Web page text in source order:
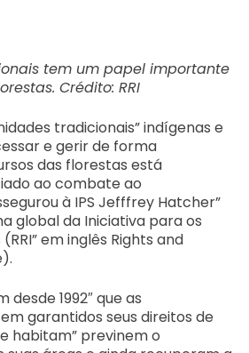
tem um papel importante
Crédito: RRI
tradicionais” indígenas e
e gerir de forma
das florestas está
ao combate ao
à IPS Jefffrey Hatcher”
global da Iniciativa para os
em inglês Rights and
desde 1992″ que as
garantidos seus direitos de
habitam” previnem o